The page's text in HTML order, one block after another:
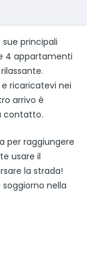
principali
4 appartamenti
ricaricatevi nei
arrivo è
contatto.
per raggiungere
usare il
la strada!
nella